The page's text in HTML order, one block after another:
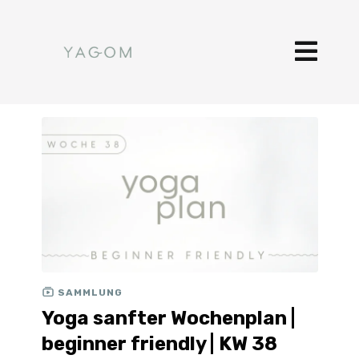
SAMMLUNG
Yoga sanfter Wochenplan |
beginner friendly | KW 38